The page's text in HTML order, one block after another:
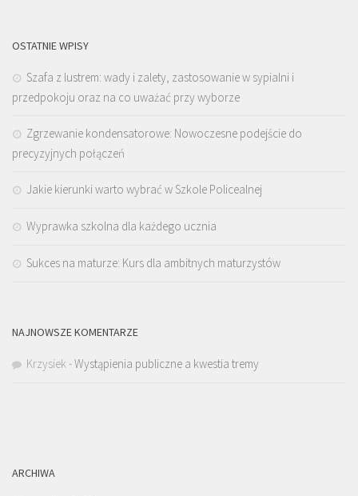
OSTATNIE WPISY
Szafa z lustrem: wady i zalety, zastosowanie w sypialni i
przedpokoju oraz na co uważać przy wyborze
Zgrzewanie kondensatorowe: Nowoczesne podejście do
precyzyjnych połączeń
Jakie kierunki warto wybrać w Szkole Policealnej
Wyprawka szkolna dla każdego ucznia
Sukces na maturze: Kurs dla ambitnych maturzystów
NAJNOWSZE KOMENTARZE
Krzysiek-Wystąpienia publiczne a kwestia tremy
ARCHIWA